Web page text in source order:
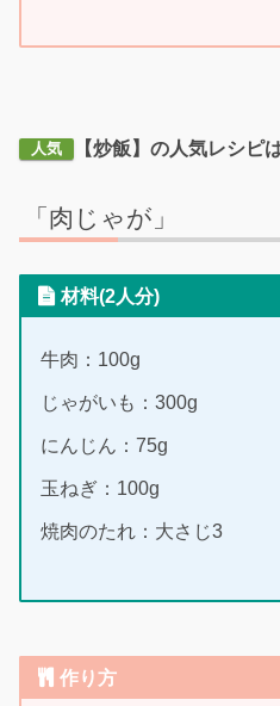
人気 【炒飯】の人気レシピ
「肉じゃが」
材料(2人分)
牛肉：100g
じゃがいも：300g
にんじん：75g
玉ねぎ：100g
焼肉のたれ：大さじ3
作り方